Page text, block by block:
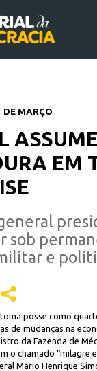
DE MARÇO
ASSUME
EM
sob
e
posse como
de mudanças na
da Fazenda de
o chamado “milagre
Mário Henrique